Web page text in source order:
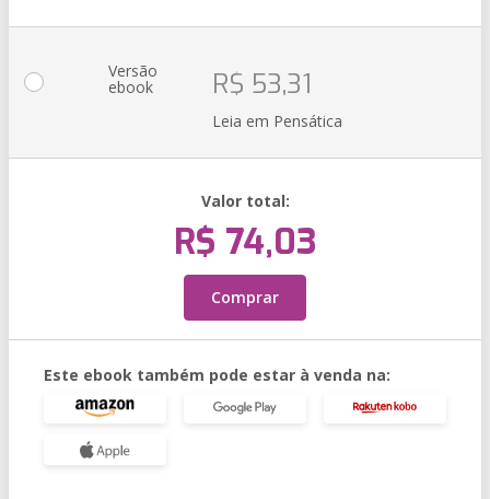
Versão
ebook R$ 53,31
Leia em Pensática
Valor total:
R$ 74,03
Comprar
Este ebook também pode estar à venda na: